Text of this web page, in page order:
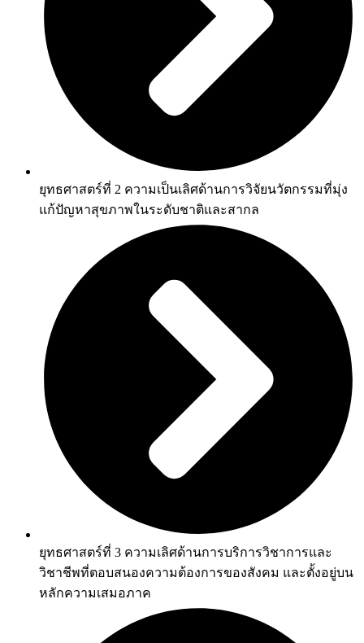
ยุทธศาสตร์ที่ 2 ความเป็นเลิศด้านการวิจัยนวัตกรรมที่มุ่ง
แก้ปัญหาสุขภาพในระดับชาติและสากล
ยุทธศาสตร์ที่ 3 ความเลิศด้านการบริการวิชาการและ
วิชาชีพที่ตอบสนองความต้องการของสังคม และตั้งอยู่บน
หลักความเสมอภาค